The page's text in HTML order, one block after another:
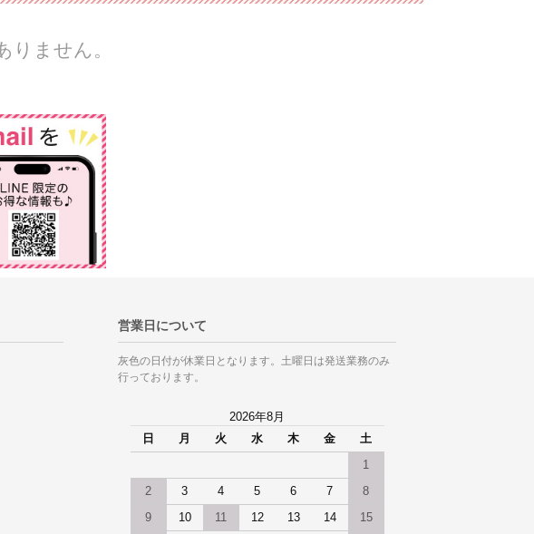
りません。
営業日について
灰色の日付が休業日となります。土曜日は発送業務のみ
行っております。
2026年8月
日
月 火 水 木 金 土
1
2 3 4 5 6 7 8
9 10 11 12 13 14 15